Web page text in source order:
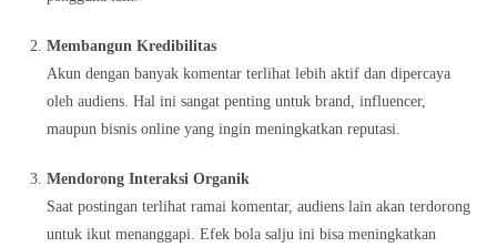
Membangun Kredibilitas
Akun dengan banyak komentar terlihat lebih aktif dan dipercaya
oleh audiens. Hal ini sangat penting untuk brand, influencer,
maupun bisnis online yang ingin meningkatkan reputasi.
Mendorong Interaksi Organik
Saat postingan terlihat ramai komentar, audiens lain akan terdorong
untuk ikut menanggapi. Efek bola salju ini bisa meningkatkan